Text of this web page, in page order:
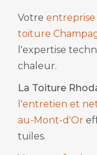
Votre entreprise
toiture
l'expertise
chaleur.
La Toiture
l'entretien et
au-Mont-d'Or
tuiles.